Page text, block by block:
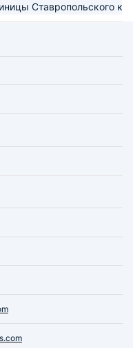
Ставропольского